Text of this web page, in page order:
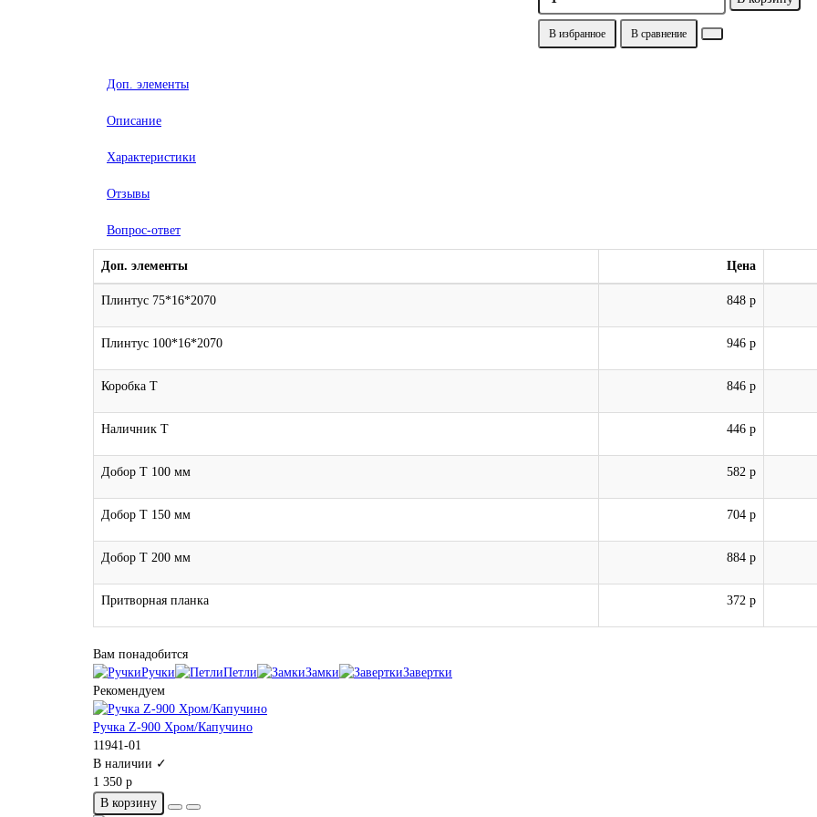
В избранное В сравнение
Доп. элементы
Описание
Характеристики
Отзывы
Вопрос-ответ
Доп. элементы Цена
Плинтус 75*16*2070 848 р
Плинтус 100*16*2070 946 р
Коробка Т 846 р
Наличник Т 446 р
Добор Т 100 мм 582 р
Добор Т 150 мм 704 р
Добор Т 200 мм 884 р
Притворная планка 372 р
Вам понадобится
Ручки
Петли Замки
Завертки
Рекомендуем
Ручка Z-900 Хром/Капучино
11941-01
В наличии ✓
1 350 р
В корзину